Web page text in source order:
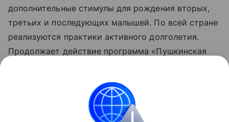
дополнительные стимулы для рождения вторых,
третьих и последующих малышей. По всей стране
реализуются практики активного долголетия.
Продолжает действие программа «Пушкинская
бесплатно посещать музеи, театры, кинозалы
и другие учреждения культуры. Обновленные
нацпроекты реализуются по решению